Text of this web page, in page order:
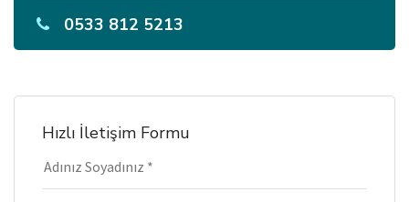
0533 812 5213
Hızlı İletişim Formu